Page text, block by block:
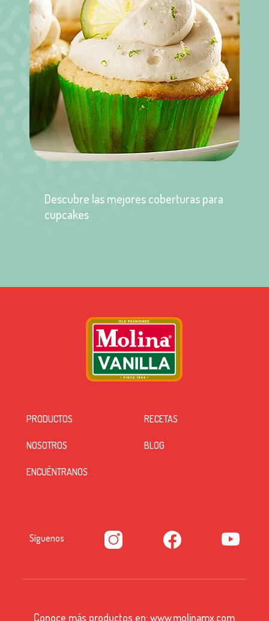
Descubre las mejores coberturas para
cupcakes
PRODUCTOS RECETAS
NOSOTROS BLOG
ENCUÉNTRANOS
Síguenos
Conoce más productos en:www.molinamx.com